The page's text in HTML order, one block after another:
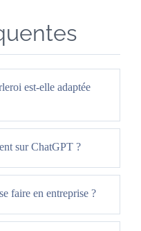
est-elle adaptée
sur ChatGPT ?
faire en entreprise ?